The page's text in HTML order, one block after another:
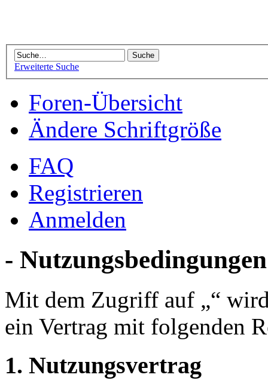
Erweiterte Suche
Foren-Übersicht
Ändere Schriftgröße
FAQ
Registrieren
Anmelden
- Nutzungsbedingungen
Mit dem Zugriff auf „“
ein Vertrag mit folgenden
1. Nutzungsvertrag